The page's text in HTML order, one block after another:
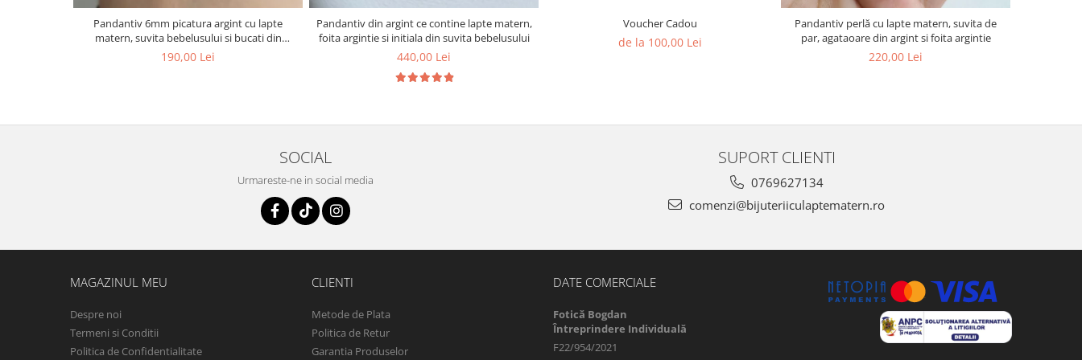
Pandantiv 6mm picatura argint cu lapte
matern, suvita bebelusului si bucati din
cordonul ombilical
190,00 Lei
Pandantiv din argint ce contine lapte matern,
foita argintie si initiala din suvita bebelusului
440,00 Lei
Voucher Cadou
de la 100,00 Lei
Pandantiv perlă cu lapte matern, suvita de
par, agataoare din argint si foita argintie
220,00 Lei
SOCIAL
Urmareste-ne in social media
SUPORT CLIENTI
0769627134
comenzi@bijuteriiculaptematern.ro
MAGAZINUL MEU
Despre noi
Termeni si Conditii
Politica de Confidentialitate
CLIENTI
Metode de Plata
Politica de Retur
Garantia Produselor
DATE COMERCIALE
Fotică Bogdan
Întreprindere Individuală
F22/954/2021